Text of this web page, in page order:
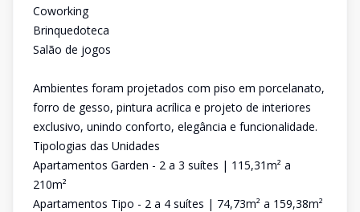
Coworking
Brinquedoteca
Salão de jogos
Ambientes foram projetados com piso em porcelanato,
forro de gesso, pintura acrílica e projeto de interiores
exclusivo, unindo conforto, elegância e funcionalidade.
Tipologias das Unidades
Apartamentos Garden - 2 a 3 suítes | 115,31m² a
210m²
Apartamentos Tipo - 2 a 4 suítes | 74,73m² a 159,38m²